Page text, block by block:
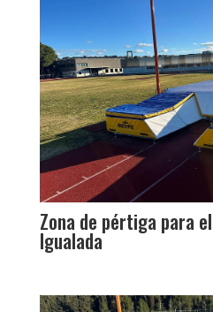
Zona de pértiga para
Igualada